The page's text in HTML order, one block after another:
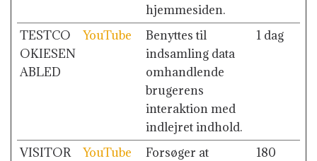
hjemmesiden.
TESTCO
OKIESEN
ABLED
YouTube
Benyttes til
indsamling data
omhandlende
brugerens
interaktion med
indlejret indhold.
1 dag
VISITOR
YouTube
Forsøger at
180